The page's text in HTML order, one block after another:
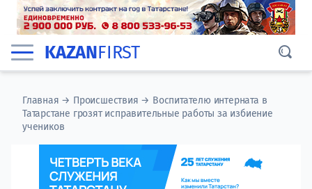
KAZANFIRST
Главная → Происшествия → Воспитателю интерната в
Татарстане грозят исправительные работы за избиение
учеников